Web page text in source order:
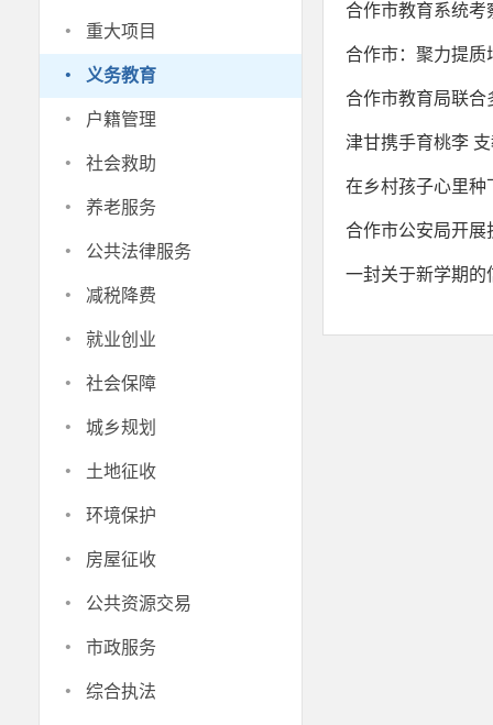
· 重大项目
· 义务教育
· 户籍管理
· 社会救助
· 养老服务
· 公共法律服务
· 减税降费
· 就业创业
· 社会保障
· 城乡规划
· 土地征收
· 环境保护
· 房屋征收
· 公共资源交易
· 市政服务
· 综合执法
合作市教育系统考
合作市：聚力提质
合作市教育局联合
津甘携手育桃李
在乡村孩子心里种
合作市公安局开展
一封关于新学期的